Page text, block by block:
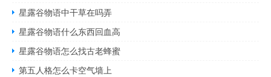
星露谷物语中干草在吗弄
星露谷物语什么东西回血高
星露谷物语怎么找古老蜂蜜
第五人格怎么卡空气墙上